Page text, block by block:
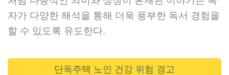
자가 다양한 해석을 통해 더욱 풍부한 독서 경험을
할 수 있도록 유도한다.
단독주택 노인 건강 위험 경고